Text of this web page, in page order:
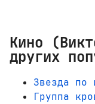
Кино
других
Звезда по
Группа